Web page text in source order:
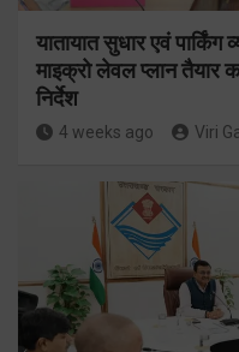
यातायात सुधार एवं
माइक्रो लेवल प्लान तैयार
निर्देश
4 weeks ago Viri